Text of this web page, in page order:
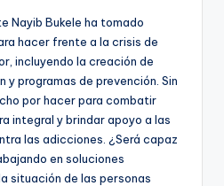
Nayib Bukele ha tomado
hacer frente a la crisis de
incluyendo la creación de
programas de prevención. Sin
por hacer para combatir
integral y brindar apoyo a las
las adicciones. ¿Será capaz
en soluciones
situación de las personas